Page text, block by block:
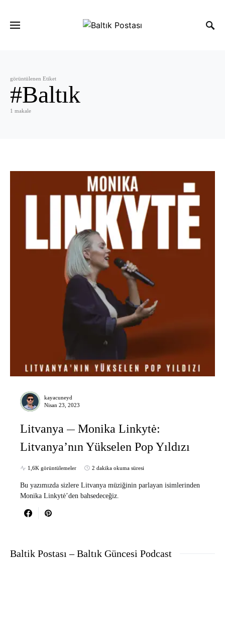
görüntülenen Etiket
#Baltık
1 makale
kayacuneyd
Nisan 23, 2023
Litvanya
Monika Linkytė:
Litvanya’nın Yükselen Pop Yıldızı
1,6K görüntülemeler 2 dakika okuma süresi
Bu yazımızda sizlere Litvanya müziğinin parlayan isimlerinden
Monika Linkytė’den bahsedeceğiz.
Baltik Postası – Baltık Güncesi Podcast